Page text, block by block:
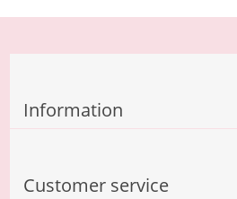
Information
Customer service